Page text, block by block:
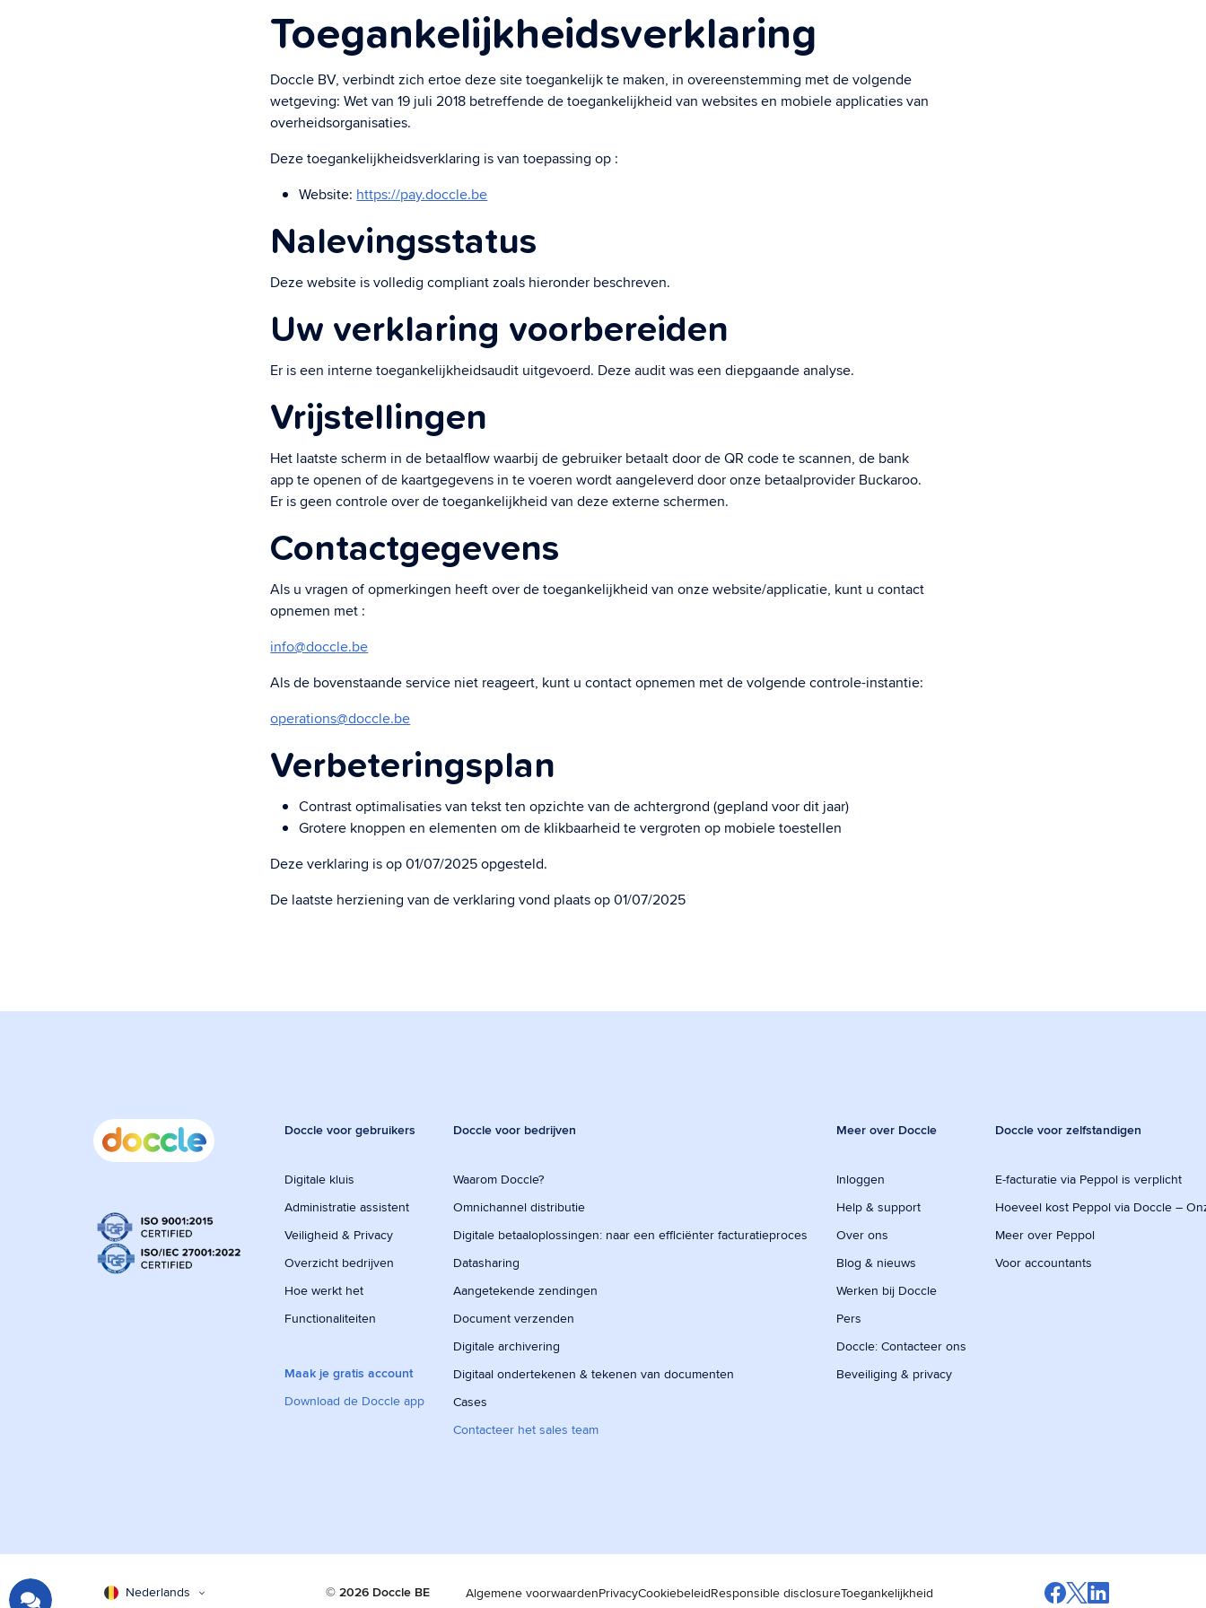
Veiligheid & Privacy
Super beveiligd & jij behoudt de controle.
Toegankelijkheidsverklaring
Doccle BV, verbindt zich ertoe deze site toegankelijk te maken, in overeenstemming met de volgende
wetgeving: Wet van 19 juli 2018 betreffende de toegankelijkheid van websites en mobiele applicaties van
overheidsorganisaties.
Deze toegankelijkheidsverklaring is van toepassing op :
Website: https://pay.doccle.be
Nalevingsstatus
Deze website is volledig compliant zoals hieronder beschreven.
Uw verklaring voorbereiden
Er is een interne toegankelijkheidsaudit uitgevoerd. Deze audit was een diepgaande analyse.
Vrijstellingen
Het laatste scherm in de betaalflow waarbij de gebruiker betaalt door de QR code te scannen, de bank
app te openen of de kaartgegevens in te voeren wordt aangeleverd door onze betaalprovider Buckaroo.
Er is geen controle over de toegankelijkheid van deze externe schermen.
Contactgegevens
Als u vragen of opmerkingen heeft over de toegankelijkheid van onze website/applicatie, kunt u contact
opnemen met :
info@doccle.be
Als de bovenstaande service niet reageert, kunt u contact opnemen met de volgende controle-instantie:
operations@doccle.be
Verbeteringsplan
Contrast optimalisaties van tekst ten opzichte van de achtergrond (gepland voor dit jaar)
Grotere knoppen en elementen om de klikbaarheid te vergroten op mobiele toestellen
Deze verklaring is op 01/07/2025 opgesteld.
De laatste herziening van de verklaring vond plaats op 01/07/2025
Doccle voor gebruikers
Digitale kluis
Administratie assistent
Veiligheid & Privacy
Overzicht bedrijven
Hoe werkt het
Functionaliteiten
Maak je gratis account
Download de Doccle app
Doccle voor bedrijven
Waarom Doccle?
Omnichannel distributie
Digitale betaaloplossingen: naar een efficiënter facturatieproces
Datasharing
Aangetekende zendingen
Document verzenden
Digitale archivering
Digitaal ondertekenen & tekenen van documenten
Cases
Contacteer het sales team
Meer over Doccle
Inloggen
Help & support
Over ons
Blog & nieuws
Werken bij Doccle
Pers
Doccle: Contacteer ons
Beveiliging & privacy
Doccle voor zelfstandigen
E-facturatie via Peppol is verplicht
Hoeveel kost Peppol via Doccle –
Meer over Peppol
Voor accountants
Nederlands © 2026 Doccle BE Algemene voorwaardenPrivacyCookiebeleidResponsible disclosureToegankelijkheid